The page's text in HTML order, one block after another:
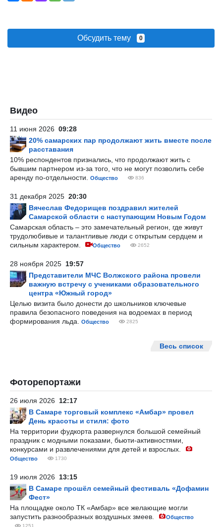
Обсудить тему 0
Видео
11 июня 2026 09:28
20% самарских пар продолжают жить вместе после
расставания
10% респондентов признались, что продолжают жить с
бывшим партнером из-за того, что не могут позволить себе
аренду по-отдельности.
Общество 836
31 декабря 2025 20:30
Вячеслав Федорищев поздравил жителей
Самарской области с наступающим Новым Годом
Самарская область – это замечательный регион, где живут
трудолюбивые и талантливые люди с открытым сердцем и
сильным характером.
Общество 2652
28 ноября 2025 19:57
Представители МЧС Волжского района провели
важную встречу с учениками образовательного
центра «Южный город»
Целью визита было донести до школьников ключевые
правила безопасного поведения на водоемах в период
формирования льда.
Общество 2825
Весь список
Фоторепортажи
26 июля 2026 12:17
В Самаре торговый комплекс «Амбар» провел
День красоты и стиля: фото
На территории фудкорта развернулся большой семейный
праздник с модными показами, бьюти-активностями,
конкурсами и развлечениями для детей и взрослых.
Общество 1730
19 июля 2026 13:15
В Самаре прошёл семейный фестиваль «Дофамин
Фест»
На площадке около ТК «Амбар» все желающие могли
запустить разнообразных воздушных змеев.
Общество
1251